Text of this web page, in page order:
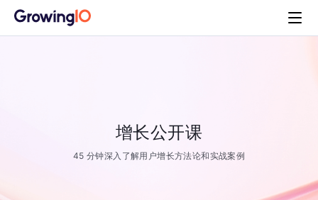
增长公开课
45 分钟深入了解用户增长方法论和实战案例